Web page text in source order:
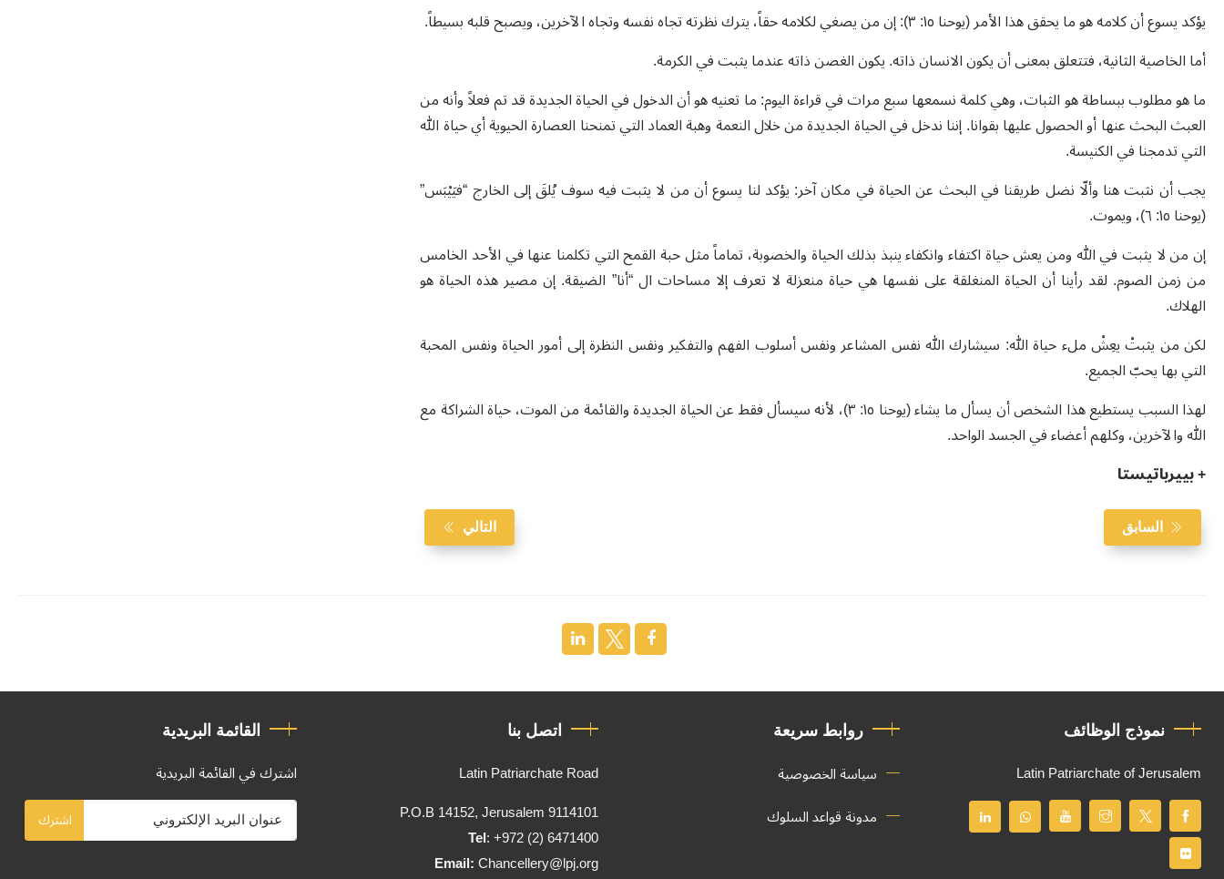
يؤكد يسوع أن كلامه هو ما يحقق هذا الأمر (يوحنا ١٥: ٣): إن من يصغي لكلامه حقاً، يترك نظرته تجاه نفسه وتجاه الآخرين، ويصبح قلبه بسيطاً.
أما الخاصية الثانية، فتتعلق بمعنى أن يكون الانسان ذاته. يكون الغصن ذاته عندما يثبت في الكرمة.
ما هو مطلوب ببساطة هو الثبات، وهي كلمة نسمعها سبع مرات في قراءة اليوم: ما تعنيه هو أن الدخول في الحياة الجديدة قد تم فعلاً وأنه من
العبث البحث عنها أو الحصول عليها بقوانا. إننا ندخل في الحياة الجديدة من خلال النعمة وهبة العماد التي تمنحنا العصارة الحيوية أي حياة الله
التي تدمجنا في الكنيسة.
يجب أن نثبت هنا وألّا نضل طريقنا في البحث عن الحياة في مكان آخر: يؤكد لنا يسوع أن من لا يثبت فيه سوف يُلقَ إلى الخارج “فيَيْبَس”
(يوحنا ١٥: ٦)، ويموت.
إن من لا يثبت في الله ومن يعش حياة اكتفاء وانكفاء ينبذ بذلك الحياة والخصوبة، تماماً مثل حبة القمح التي تكلمنا عنها في الأحد الخامس
من زمن الصوم. لقد رأينا أن الحياة المنغلقة على نفسها هي حياة منعزلة لا تعرف إلا مساحات ال “أنا” الضيقة. إن مصير هذه الحياة هو
الهلاك.
لكن من يثبتْ يعِشْ ملء حياة الله: سيشارك الله نفس المشاعر ونفس أسلوب الفهم والتفكير ونفس النظرة إلى أمور الحياة ونفس المحبة
التي بها يحبّ الجميع.
لهذا السبب يستطيع هذا الشخص أن يسأل ما يشاء (يوحنا ١٥: ٣)، لأنه سيسأل فقط عن الحياة الجديدة والقائمة من الموت، حياة الشراكة مع
الله والآخرين، وكلهم أعضاء في الجسد الواحد.
+ بييرباتيستا
السابق التالي
نموذج الوظائف
Latin Patriarchate of Jerusalem
روابط سريعة
سياسة الخصوصية
مدونة قواعد السلوك
اتصل بنا
Latin Patriarchate Road
P.O.B 14152, Jerusalem 9114101
Tel: +972 (2) 6471400
Email:Chancellery@lpj.org
القائمة البريدية
اشترك في القائمة البريدية
اشترك